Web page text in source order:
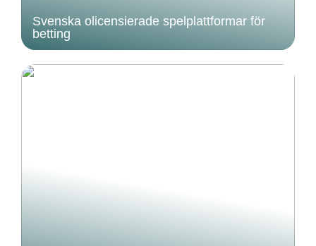
Svenska olicensierade spelplattformar för
betting